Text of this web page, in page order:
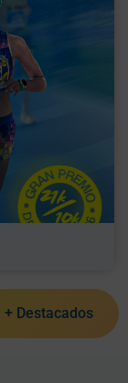
+ Destacados